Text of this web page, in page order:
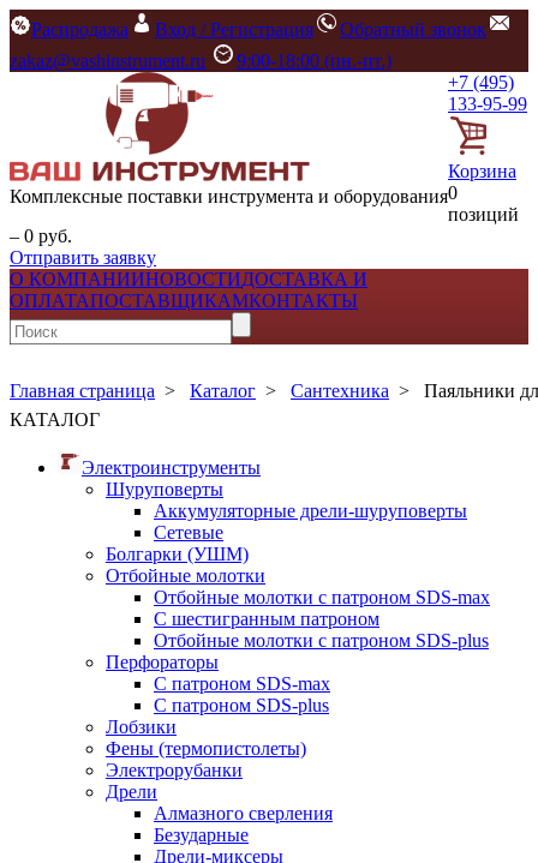
Распродажа Вход / Регистрация
Обратный звонок
zakaz@vashinstrument.ru
9:00-18:00 (пн.-пт.)
Комплексные поставки инструмента и оборудования
+7 (495)
133-95-99
Корзина
0
позиций
– 0 руб.
Отправить заявку
О КОМПАНИИНОВОСТИДОСТАВКА И
ОПЛАТАПОСТАВЩИКАМКОНТАКТЫ
Главная страница > Каталог > Сантехника > Паяльники
КАТАЛОГ
Электроинструменты
Шуруповерты
Аккумуляторные дрели-шуруповерты
Сетевые
Болгарки (УШМ)
Отбойные молотки
Отбойные молотки с патроном SDS-max
С шестигранным патроном
Отбойные молотки с патроном SDS-plus
Перфораторы
С патроном SDS-max
С патроном SDS-plus
Лобзики
Фены (термопистолеты)
Электрорубанки
Дрели
Алмазного сверления
Безударные
Дрели-миксеры